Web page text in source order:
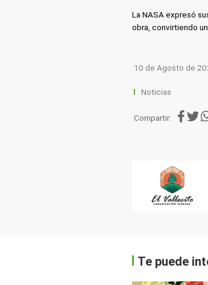
La NASA expresó
obra, convirtiendo
10 de Agosto de
Noticias
Compartir:
Te puede